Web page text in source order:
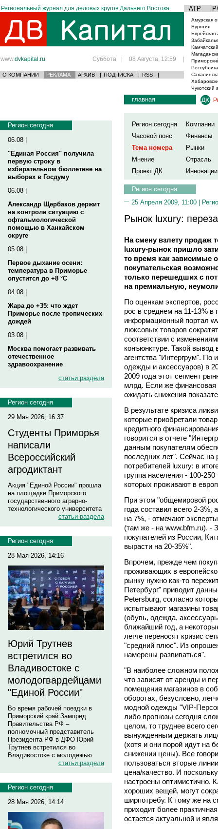
Региональный журнал для деловых кругов Дальнего Востока АТР
www.dvkapital.ru Суббота | 08 Августа, 12:59 |
О КОМПАНИИ РЕКЛАМА АРХИВ | ПОДПИСКА | RSS |
Амурская
Бурятия
Еврейская
Чукотский
Регион сегодня
06.08 |
"Единая Россия" получила
первую строку в
избирательном бюллетене на
выборах в Госдуму
06.08 |
Александр Щербаков держит
на контроле ситуацию с
офтальмологической
помощью в Ханкайском
округе
05.08 |
Первое дыхание осени:
температура в Приморье
опустится до +8 °C
04.08 |
Жара до +35: что ждет
Приморье после тропических
дождей
03.08 |
Москва помогает развивать
отечественное
здравоохранение
статьи раздела
Регион сегодня
29 Мая 2026, 16:37
Студенты Приморья
написали
Всероссийский
агродиктант
Акция "Единой России" прошла
на площадке Приморского
государственного аграрно-
технологического университета
статьи раздела
Регион сегодня
28 Мая 2026, 14:16
Юрий Трутнев
встретился во
Владивостоке с
молодогвардейцами
"Единой России"
Во время рабочей поездки в
Приморский край Зампред
Правительства РФ –
полномочный представитель
Президента РФ в ДФО Юрий
Трутнев встретился во
Владивостоке с молодежью.
статьи раздела
Регион сегодня
28 Мая 2026, 14:14
главная
Регион сегодня
Компании
Часовой пояс
Финансы
Тема номера
Рынки
Мнение
Отрасль
Проект ДК
Инновации
Регион сегодня
25 Апреля 2009, 11:00 |
Рынок luxury:
На смену взлету продаж
luxury-рынок пришло
то время как зависимые
покупательская
только перешедших с
на премиальную,
По оценкам экспертов,
рос в среднем на 11-13% в
информационный портал
люксовых товаров
соответствии с
конъюнктуре. Такой вывод
агентства "Интергрум". По
одежды и аксессуаров) в
2009 года этот сегмент
млрд. Если же финансовая
ожидать снижения
В результате кризиса
которые приобретали
кредитного
говорится в отчете
данным покупателям
последних лет". Сейчас
потребителей luxury: в
группа населения - 100-
которых проживают в
При этом "общемировой
года составил всего 2-3%,
на 7%, - отмечают
(там же - на www.bfm.ru). -
покупателей из России,
вырасти на 20-35%".
Впрочем, прежде чем
проживающих в
рынку нужно как-то
Петербург" приводит
Petersburg, согласно
испытывают магазины
(обувь, одежда,
ближайший год, а
легче переносят кризис
"средний плюс". Из
намерены развиваться".
"В наиболее сложном
что зависят от аренды и
помещения магазинов в
оборотах, безусловно,
модной одежды "VIP-
либо прогнозы сегодня
целом, то труднее всего
вынужденным держать
(хотя и они порой идут на
снижении цены). Все
пользоваться вторые
цена/качество. И
настроены оптимистично.
хороших вещей, могут
ширпотребу. К тому же на
приходит более
остается актуальной и